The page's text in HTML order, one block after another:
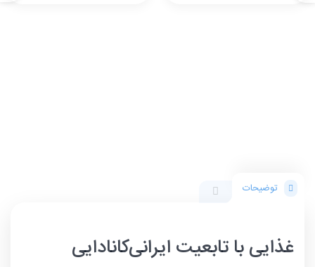
توضیحات
غذایی با تابعیت ایرانی‌کانادایی